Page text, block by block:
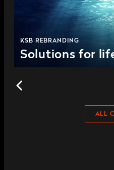
KSB REBRANDING
Solutions for
ALL